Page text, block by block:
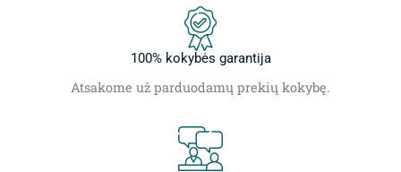
100% kokybės garantija
Atsakome už parduodamų prekių kokybę.